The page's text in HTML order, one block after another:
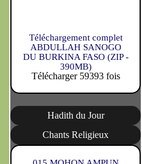
Téléchargement complet
ABDULLAH SANOGO
DU BURKINA FASO (ZIP -
390MB)
Télécharger 59393 fois
Hadith du Jour
Chants Religieux